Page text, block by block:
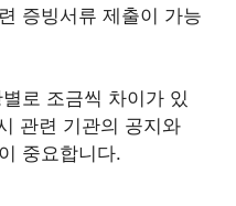
증빙서류 제출이 가능
로 조금씩 차이가 있
관련 기관의 공지와
중요합니다.